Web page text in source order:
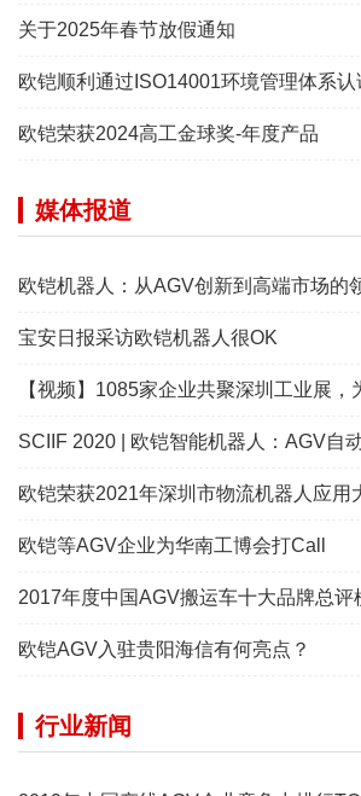
关于2025年春节放假通知
欧铠顺利通过ISO14001环境管理体系认
欧铠荣获2024高工金球奖-年度产品
媒体报道
欧铠机器人：从AGV创新到高端市场的
宝安日报采访欧铠机器人很OK
【视频】1085家企业共聚深圳工业展，为“双链”畅通堵点
SCIIF 2020 | 欧铠智能机器人：AGV自动化物流设
欧铠荣获2021年深圳市物流机器人应用大赛创新
欧铠等AGV企业为华南工博会打Call
2017年度中国AGV搬运车十大品牌总评
欧铠AGV入驻贵阳海信有何亮点？
行业新闻